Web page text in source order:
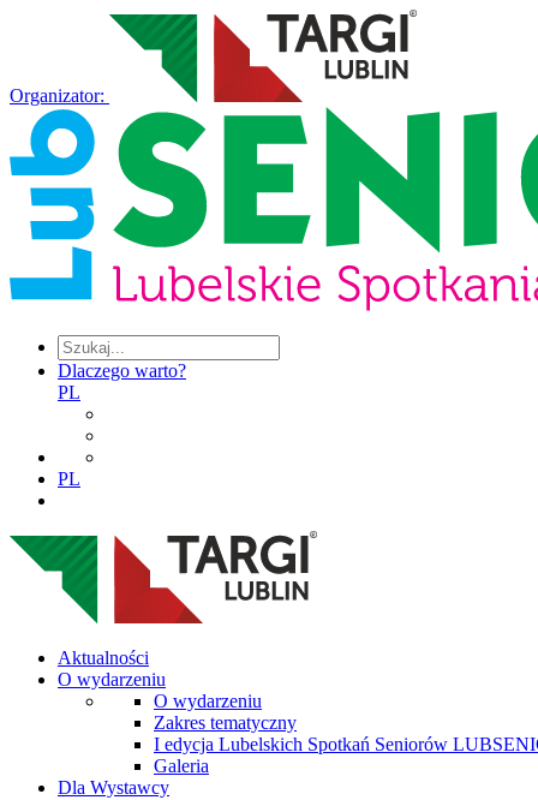
Organizator:
Dlaczego warto?
PL
PL
Aktualności
O wydarzeniu
O wydarzeniu
Zakres tematyczny
I edycja Lubelskich Spotkań Seniorów
Galeria
Dla Wystawcy